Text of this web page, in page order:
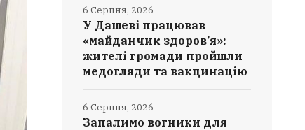
У Дашеві працював
«майданчик здоров’я»:
жителі громади пройшли
медогляди та вакцинацію
6 Серпня, 2026
Запалимо вогники для
6 Серпня, 2026